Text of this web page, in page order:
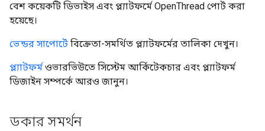
বেশ কয়েকটি ডিভাইস এবং প্ল্যাটফর্মে OpenThread পোর্ট করা
হয়েছে।
ভেন্ডর সাপোর্টে বিক্রেতা-সমর্থিত প্ল্যাটফর্মের তালিকা দেখুন।
প্ল্যাটফর্ম ওভারভিউতে সিস্টেম আর্কিটেকচার এবং প্ল্যাটফর্ম
ডিজাইন সম্পর্কে আরও জানুন।
ডকার সমর্থন